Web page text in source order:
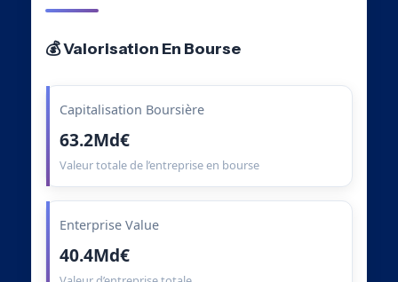
💰 Valorisation En Bourse
Capitalisation Boursière
63.2Md€
Valeur totale de l’entreprise en bourse
Enterprise Value
40.4Md€